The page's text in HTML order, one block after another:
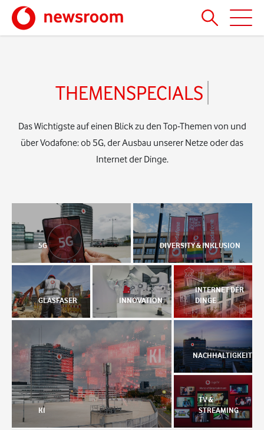
THEMENSPECIALS
Das Wichtigste auf einen Blick zu den Top-Themen von und
über Vodafone: ob 5G, der Ausbau unserer Netze oder das
Internet der Dinge.
5G DIVERSITY & INKLUSION
GLASFASER INNOVATION
INTERNET DER
DINGE
KI
NACHHALTIGKEIT
TV &
STREAMING